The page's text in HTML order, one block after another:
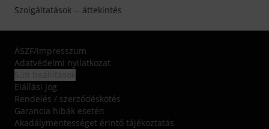
Szolgáltatások -- áttekintés
ÁSZF/Impresszum
Adatvédelmi nyilatkozat
Elállási jog
Rendelés / szerződéskötés
Garancia hibák esetén
Akadálymentességet érintő tájékoztatás